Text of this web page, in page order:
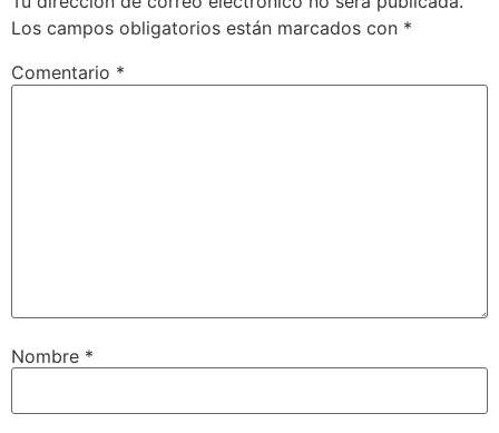
Los campos obligatorios están marcados con *
Comentario *
Nombre *